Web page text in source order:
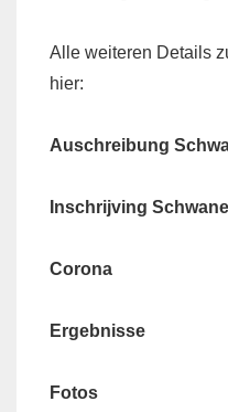
Alle weiteren Details
hier:
Auschreibung
Inschrijving
Corona
Ergebnisse
Fotos